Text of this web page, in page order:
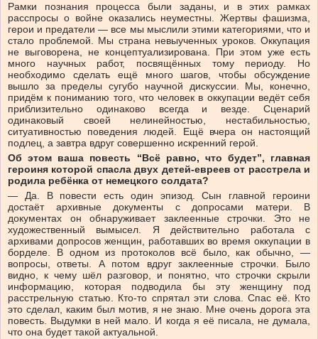
Рамки познания процесса были заданы, и в этих рамках
расспросы о войне оказались неуместны. Жертвы фашизма,
герои и предатели — все мы мыслили этими категориями, что и
стало проблемой. Мы страна невыученных уроков. Оккупация
не выговорена, не концептуализирована. При этом уже есть
много научных работ, посвящённых тому периоду. Но
необходимо сделать ещё много шагов, чтобы обсуждение
вышло за пределы сугубо научной дискуссии. Мы, конечно,
придём к пониманию того, что человек в оккупации ведёт себя
приблизительно одинаково всегда и везде. Сценарий
одинаковый своей нелинейностью, нестабильностью,
ситуативностью поведения людей. Ещё вчера он настоящий
подлец, а завтра вдруг совершенно искренний герой.
Об этом ваша повесть “Всё равно, что будет”, главная
героиня которой спасла двух детей-евреев от расстрела и
родила ребёнка от немецкого солдата?
— Да. В повести есть один эпизод. Сын главной героини
достаёт архивные документы с допросами матери. В
документах он обнаруживает заклеенные строчки. Это не
художественный вымысел. Я действительно работала с
архивами допросов женщин, работавших во время оккупации в
борделе. В одном из протоколов всё было, как обычно, —
вопросы, ответы. А потом вдруг заклеенные строчки. Было
видно, к чему шёл разговор, и понятно, что строчки скрыли
информацию, которая подводила бы эту женщину под
расстрельную статью. Кто-то спрятал эти слова. Спас её. Кто
это сделал, каким был мотив, я не знаю. Мне очень дорога эта
повесть. Выдумки в ней мало. И когда я её писала, не думала,
что она будет такой актуальной.